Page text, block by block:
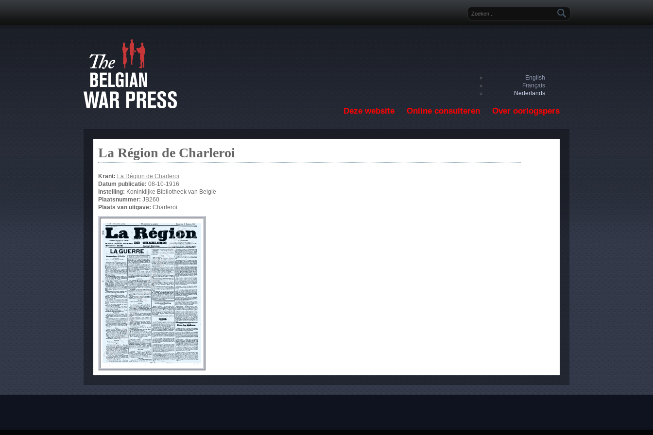
Zoekveld
English
Français
Nederlands
Deze website Online consulteren Over oorlogspers
La Région de Charleroi
Krant: La Région de Charleroi
Datum publicatie: 08-10-1916
Instelling: Koninklijke Bibliotheek van België
Plaatsnummer: JB260
Plaats van uitgave: Charleroi